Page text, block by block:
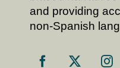
and providing
non-Spanish